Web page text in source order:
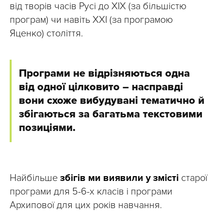
від творів часів Русі до ХІХ (за більшістю
програм) чи навіть ХХІ (за програмою
Яценко) століття.
Програми не відрізняються одна
від одної цілковито – насправді
вони схоже вибудувані тематично й
збігаються за багатьма текстовими
позиціями.
Найбільше збігів ми виявили у змісті старої
програми для 5-6-х класів і програми
Архипової для цих років навчання.